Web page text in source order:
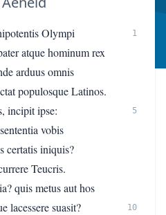
Olympi 1
atque hominum rex
arduus omnis
populosque Latinos.
incipit ipse:
5
vobis
certatis iniquis?
Teucris.
quis metus aut hos
lacessere suasit?
10